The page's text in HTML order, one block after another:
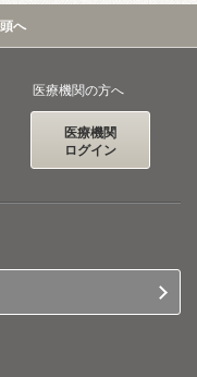
へ
医療機関の方へ
医療機関
ログイン